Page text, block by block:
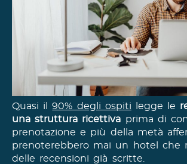
Quasi il90% degli ospiti legge le
una struttura ricettiva prima di
prenotazione e più della metà
prenoterebbero mai un hotel che
delle recensioni già scritte.